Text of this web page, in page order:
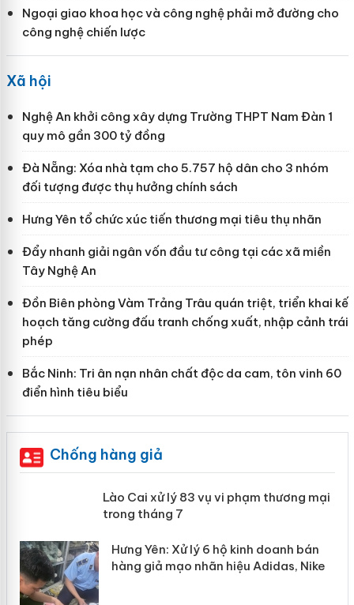
Ngoại giao khoa học và công nghệ phải mở đường cho
công nghệ chiến lược
Xã hội
Nghệ An khởi công xây dựng Trường THPT Nam Đàn 1
quy mô gần 300 tỷ đồng
Đà Nẵng: Xóa nhà tạm cho 5.757 hộ dân cho 3 nhóm
đối tượng được thụ hưởng chính sách
Hưng Yên tổ chức xúc tiến thương mại tiêu thụ nhãn
Đẩy nhanh giải ngân vốn đầu tư công tại các xã miền
Tây Nghệ An
Đồn Biên phòng Vàm Trảng Trâu quán triệt, triển khai kế
hoạch tăng cường đấu tranh chống xuất, nhập cảnh trái
phép
Bắc Ninh: Tri ân nạn nhân chất độc da cam, tôn vinh 60
điển hình tiêu biểu
Chống hàng giả
Lào Cai xử lý 83 vụ vi phạm thương
mại trong tháng 7